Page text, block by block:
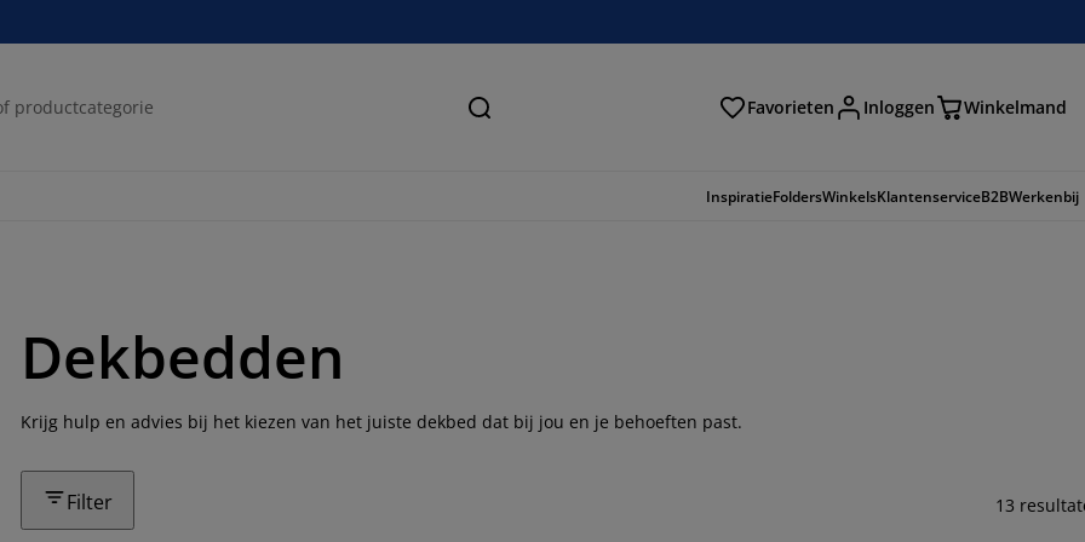
Zoeken Favorieten Inloggen Winkelmand
InspiratieFoldersWinkelsKlantenserviceB2BWerkenbij
Dekbedden
Krijg hulp en advies bij het kiezen van het juiste dekbed dat bij jou en je behoeften past.
Filter 13